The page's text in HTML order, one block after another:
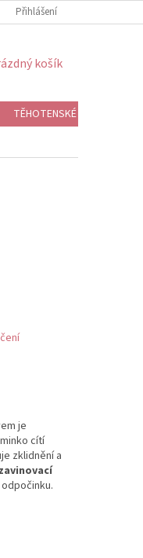
Přihlášení
košík
TĚHOTENSKÉ ROLNIČKY,
je
cítí
zklidnění a
zavinovací